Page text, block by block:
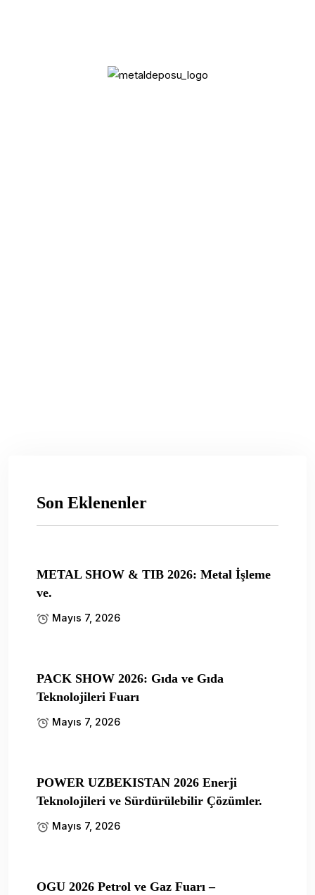
Son Eklenenler
METAL SHOW & TIB 2026: Metal İşleme
ve.
Mayıs 7, 2026
PACK SHOW 2026: Gıda ve Gıda
Teknolojileri Fuarı
Mayıs 7, 2026
POWER UZBEKISTAN 2026 Enerji
Teknolojileri ve Sürdürülebilir Çözümler.
Mayıs 7, 2026
OGU 2026 Petrol ve Gaz Fuarı –